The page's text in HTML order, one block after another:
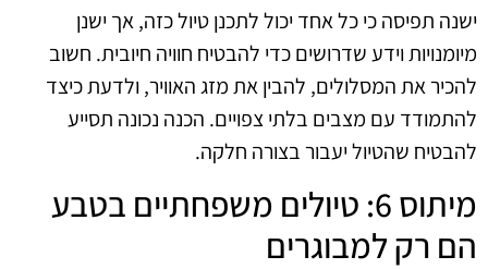
ישנה תפיסה כי כל אחד יכול לתכנן טיול כזה, אך ישנן
מיומנויות וידע שדרושים כדי להבטיח חוויה חיובית. חשוב
להכיר את המסלולים, להבין את מזג האוויר, ולדעת כיצד
להתמודד עם מצבים בלתי צפויים. הכנה נכונה תסייע
להבטיח שהטיול יעבור בצורה חלקה.
מיתוס 6: טיולים משפחתיים בטבע
הם רק למבוגרים